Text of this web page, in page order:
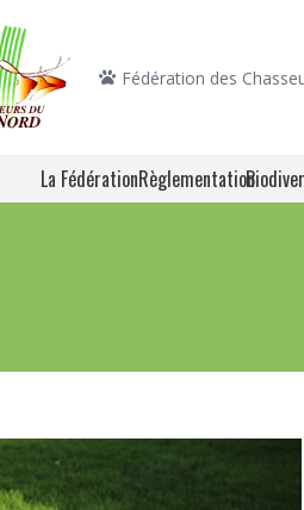
Fédération des
La FédérationRèglementation